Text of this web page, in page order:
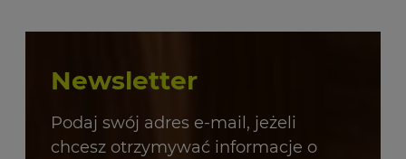
Newsletter
Podaj swój adres e-mail, jeżeli
chcesz otrzymywać informacje o